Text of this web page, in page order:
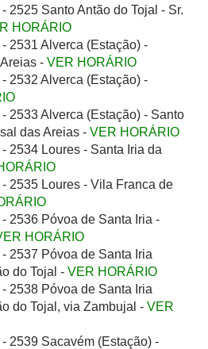
2525 Santo Antão do Tojal - Sr.
HORÁRIO
2531 Alverca (Estação) -
- VER HORÁRIO
2532 Alverca (Estação) -
2533 Alverca (Estação) - Santo
das Areias - VER HORÁRIO
2534 Loures - Santa Iria da
2535 Loures - Vila Franca de
2536 Póvoa de Santa Iria -
HORÁRIO
2537 Póvoa de Santa Iria
do Tojal - VER HORÁRIO
2538 Póvoa de Santa Iria
do Tojal, via Zambujal - VER
2539 Sacavém (Estação) -